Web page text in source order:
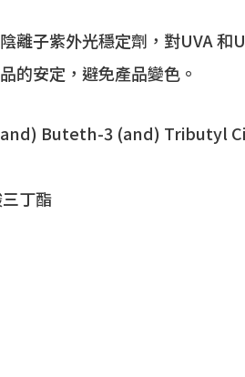
離子紫外光穩定劑，對UVA 和
的安定，避免產品變色。
Buteth-3 (and) Tributyl
丁酯